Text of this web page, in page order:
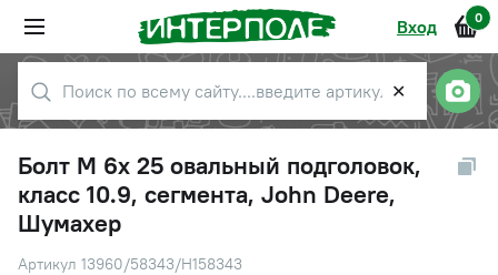
Вход 0
✕
Болт М 6х 25 овальный подголовок,
класс 10.9, сегмента, John Deere,
Шумахер
Артикул 13960/58343/H158343